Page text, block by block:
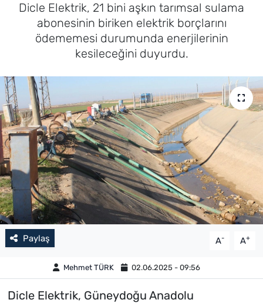
Dicle Elektrik, 21 bini aşkın tarımsal sulama
abonesinin biriken elektrik borçlarını
ödememesi durumunda enerjilerinin
kesileceğini duyurdu.
Paylaş A- A+
Mehmet TÜRK 02.06.2025 - 09:56
Dicle Elektrik, Güneydoğu Anadolu